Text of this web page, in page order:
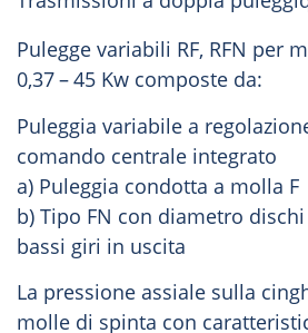
Pulegge variabili RF, RFN per
0,37 – 45 Kw composte da:
Puleggia variabile a
comando centrale integrato
a) Puleggia condotta a molla F
b) Tipo FN con diametro
bassi giri in uscita
La pressione assiale sulla
molle di spinta con